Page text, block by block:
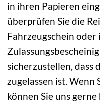
in ihren Papieren
überprüfen Sie die
Fahrzeugschein oder
sicherzustellen, dass
zugelassen ist. Wenn
können Sie uns